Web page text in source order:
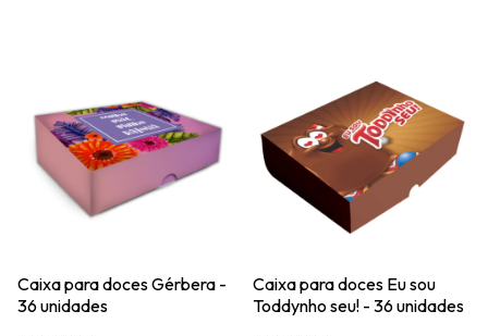
Caixa para doces Gérbera -
36 unidades
Caixa para doces Eu sou
Toddynho seu! - 36 unidades